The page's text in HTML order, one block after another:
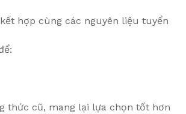
hợp cùng các nguyên liệu tuyển
thức cũ, mang lại lựa chọn tốt hơn